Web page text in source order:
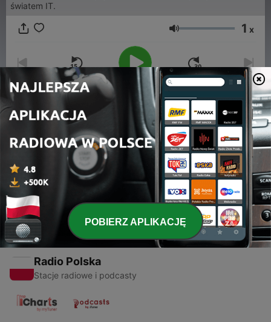
światem IT.
Głośność 1 x
00:00 00:00
Odcinki
1 - Odcinek 1
11 wrz 2016
Radio Polska
Stacje radiowe i podcasty
POBIERZ APLIKACJĘ